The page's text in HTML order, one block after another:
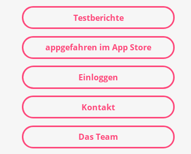
Testberichte
appgefahren im App Store
Einloggen
Kontakt
Das Team